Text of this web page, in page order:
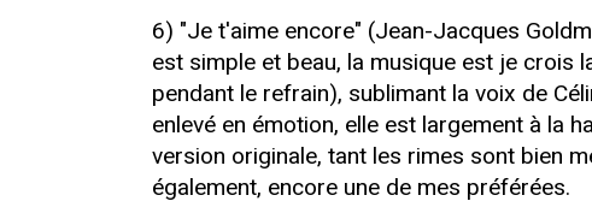
6) "Je t'aime encore" (Jean-Jacques
est simple et beau, la musique est je crois
pendant le refrain), sublimant la voix de
enlevé en émotion, elle est largement à la
version originale, tant les rimes sont bien
également, encore une de mes préférées.